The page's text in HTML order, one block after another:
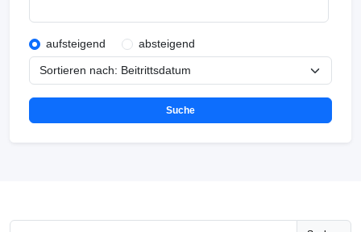
aufsteigend absteigend